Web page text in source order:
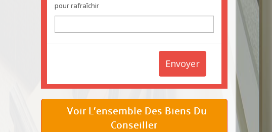
pour rafraîchir
Envoyer
Voir L’ensemble Des Biens Du
Conseiller